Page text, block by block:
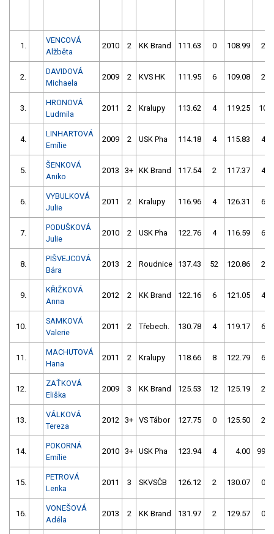
1.
VENCOVÁ
Alžběta
2010 2 KK Brand 111.63 0 108.99 2
2.
DAVIDOVÁ
Michaela
2009 2 KVS HK 111.95 6 109.08 2
3.
HRONOVÁ
Ludmila
2011 2 Kralupy 113.62 4 119.25 10
4.
LINHARTOVÁ
Emílie
2009 2 USK Pha 114.18 4 115.83 4
5.
ŠENKOVÁ
Aniko
2013 3+ KK Brand 117.54 2 117.37 4
6.
VYBULKOVÁ
Julie
2011 2 Kralupy 116.96 4 126.31 6
7.
PODUŠKOVÁ
Julie
2010 2 USK Pha 122.76 4 116.59 6
8.
PIŠVEJCOVÁ
Bára
2013 2 Roudnice 137.43 52 120.86 2
9.
KŘIŽKOVÁ
Anna
2012 2 KK Brand 122.16 6 121.05 4
10.
SAMKOVÁ
Valerie
2011 2 Třebech. 130.78 4 119.17 6
11.
MACHUTOVÁ
Hana
2011 2 Kralupy 118.66 8 122.79 6
12.
ZAŤKOVÁ
Eliška
2009 3 KK Brand 125.53 12 125.19 2
13.
VÁLKOVÁ
Tereza
2012 3+ VS Tábor 127.75 0 125.50 2
14.
POKORNÁ
Emílie
2010 3+ USK Pha 123.94 4 4.00 999
15.
PETROVÁ
Lenka
2011 3 SKVSČB 126.12 2 130.07 0
16.
VONEŠOVÁ
Adéla
2013 2 KK Brand 131.97 2 129.57 0